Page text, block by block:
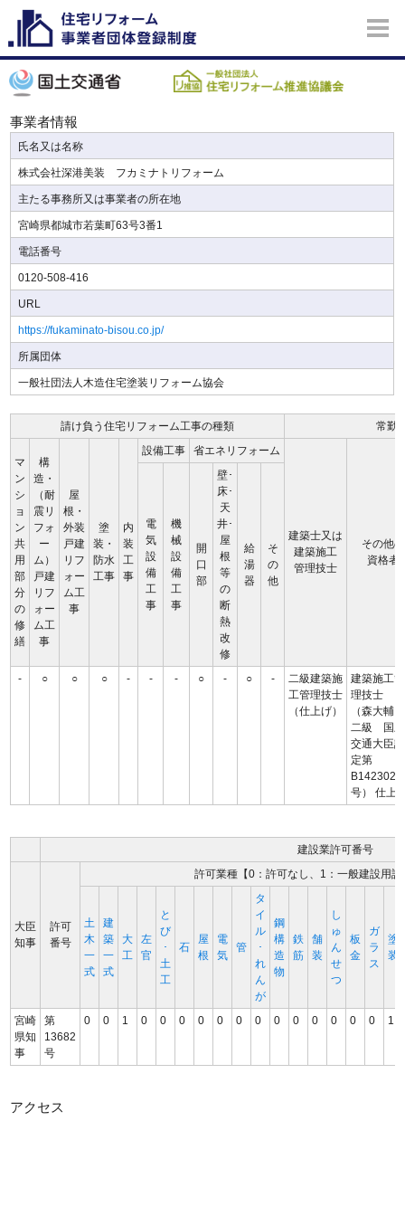
事業者情報
氏名又は名称
株式会社深港美装 フカミナトリフォーム
主たる事務所又は事業者の所在地
宮崎県都城市若葉町63号3番1
電話番号
0120-508-416
URL
https://fukaminato-bisou.co.jp/
所属団体
一般社団法人木造住宅塗装リフォーム協会
請け負う住宅リフォーム工事の種類 常勤
マ
ン
シ
ョ
ン
共
用
部
分
の
修
繕
構
造・
（耐
震リ
フォ
ー
ム）
戸建
リフ
ォー
ム工
事
屋
根・
外装
戸建
リフ
ォー
ム工
事
塗
装・
防水
工事
内
装
工
事
設備工事 省エネリフォーム
建築士又は
建築施工
管理技士
その他の
資格者
電
気
設
備
工
事
機
械
設
備
工
事
開
口
部
壁･
床･
天
井･
屋
根
等
の
断
熱
改
修
給
湯
器
そ
の
他
- ○ ○ ○ - - - ○ - ○ -
二級建築施
工管理技士
（仕上げ）
建築施工管
理技士
（森大輔
二級 国土
交通大臣認
定第
号） 仕上
建設業許可番号
大臣
知事
許可
番号
許可業種【0：許可なし、1：一般建設用
土
木
一
式
建
築
一
式
大
工
左
官
と
び
･
土
工
石
屋
根
電
気
管
タ
イ
ル
･
れ
ん
が
鋼
構
造
物
鉄
筋
舗
装
し
ゅ
ん
せ
つ
板
金
ガ
ラ
ス
塗
装
宮崎
県知
事
第
13682
号
0 0 1 0 0 0 0 0 0 0 0 0 0 0 0 0 1
アクセス